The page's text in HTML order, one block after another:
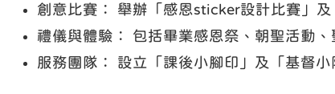
創意比賽： 舉辦「感恩sticker設計比賽」
禮儀與體驗： 包括畢業感恩祭、朝聖活動
服務團隊： 設立「課後小腳印」及「基督